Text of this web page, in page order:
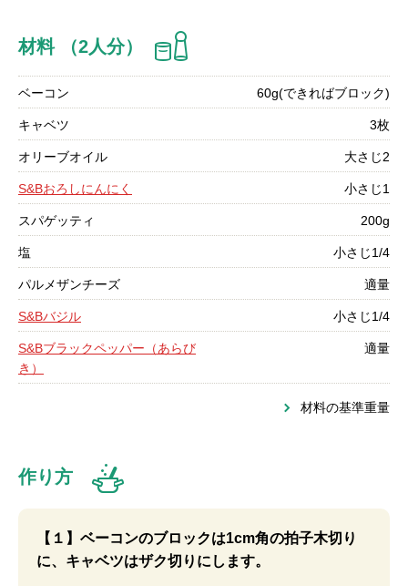
材料 （2人分）
ベーコン 60g(できればブロック)
キャベツ 3枚
オリーブオイル 大さじ2
S&Bおろしにんにく 小さじ1
スパゲッティ 200g
塩 小さじ1/4
パルメザンチーズ 適量
S&Bバジル 小さじ1/4
S&Bブラックペッパー（あらび
き）
適量
材料の基準重量
作り方
【１】ベーコンのブロックは1cm角の拍子木切り
に、キャベツはザク切りにします。